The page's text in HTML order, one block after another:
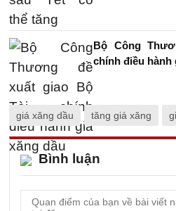
Bộ Công
chính điều hành
giá xăng dầu tăng giá xăng
Bình luận